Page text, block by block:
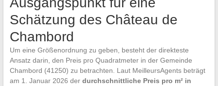
Schätzung des Château de
Chambord
Um eine Größenordnung zu geben, besteht der direkteste
Ansatz darin, den Preis pro Quadratmeter in der Gemeinde
Chambord (41250) zu betrachten. Laut MeilleursAgents beträgt
am 1. Januar 2026 der durchschnittliche Preis pro m² in